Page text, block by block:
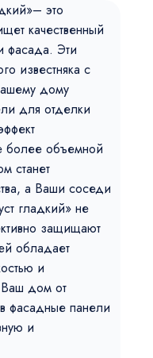
это
качественный
фасада. Эти
известняка с
дому
для отделки
более объемной
станет
а Ваши соседи
гладкий» не
защищают
обладает
и
Ваш дом от
фасадные панели
и